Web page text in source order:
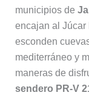
municipios de
encajan al Júcar
esconden
mediterráneo y
maneras de
sendero PR-V